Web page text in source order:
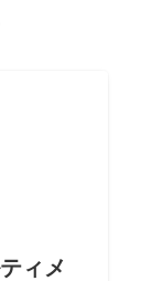
ィメ